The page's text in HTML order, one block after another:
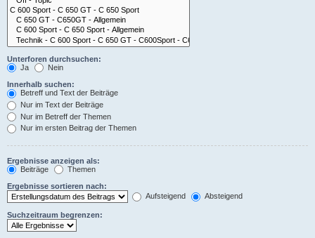
Unterforen durchsuchen:
Ja
Nein
Innerhalb suchen:
Betreff und Text der Beiträge
Nur im Text der Beiträge
Nur im Betreff der Themen
Nur im ersten Beitrag der Themen
Ergebnisse anzeigen als:
Beiträge
Themen
Ergebnisse sortieren nach:
Aufsteigend
Absteigend
Suchzeitraum begrenzen: